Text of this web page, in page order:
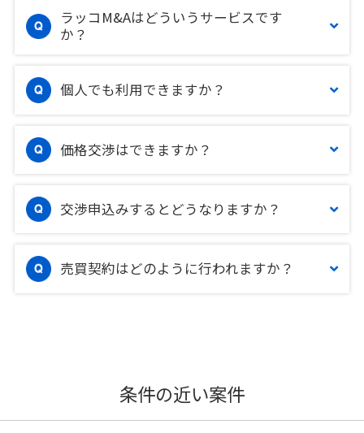
ラッコM&Aはどういうサービスです
か？
個人でも利用できますか？
価格交渉はできますか？
交渉申込みするとどうなりますか？
売買契約はどのように行われますか？
条件の近い案件